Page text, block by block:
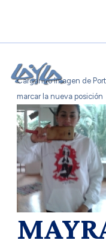
Cargando Imagen de
marcar la nueva posición